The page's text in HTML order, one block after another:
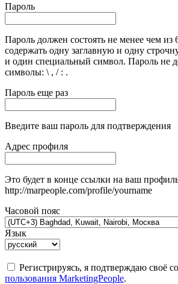
Пароль
Пароль должен состоять не менее чем из
содержать одну заглавную и одну
и один специальный символ. Пароль не
символы: \ , / : .
Пароль еще раз
Введите ваш пароль для подтверждения
Адрес профиля
Это будет в конце ссылки на ваш
http://marpeople.com/profile/yourname
Часовой пояс
Язык
Регистрируясь, я подтверждаю своё
пользования MarketingPeople.